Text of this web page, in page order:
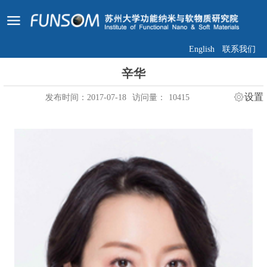
联系我们
English
辛华
发布时间：2017-07-18 访问量： 10415 设置